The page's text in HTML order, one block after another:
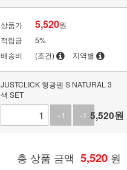
상품가 5,520원
적립금
5%
배송비
(조건) 지역별
JUSTCLICK 형광펜 S NATURAL 3
색 SET
+1
-1 5,520원
총 상품 금액 5,520 원